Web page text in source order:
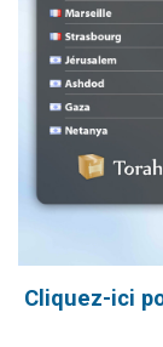
Cliquez-ici